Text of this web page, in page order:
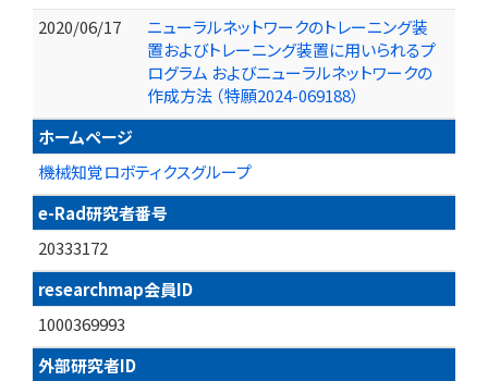
2020/06/17
ニューラルネットワークのトレーニング装
置およびトレーニング装置に用いられるプ
ログラム およびニューラルネットワークの
作成方法 （特願2024-069188）
ホームページ
機械知覚ロボティクスグループ
e-Rad研究者番号
20333172
researchmap会員ID
1000369993
外部研究者ID